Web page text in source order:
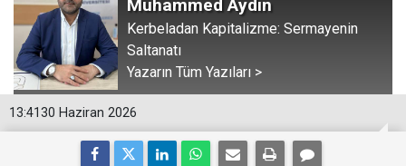
Muhammed Aydın
Kerbeladan Kapitalizme: Sermayenin
Saltanatı
Yazarın Tüm Yazıları >
13:4130 Haziran 2026